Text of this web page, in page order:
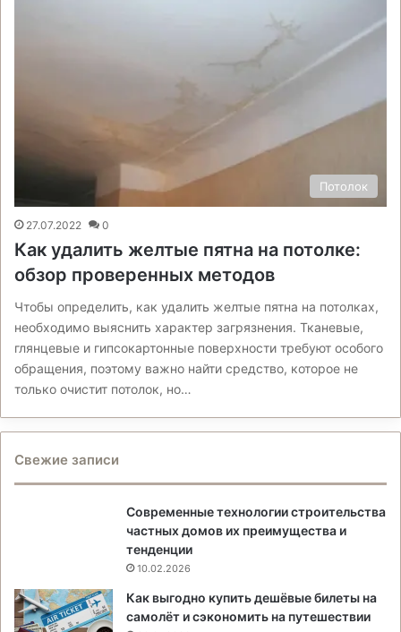
Потолок
27.07.2022 0
Как удалить желтые пятна на потолке:
обзор проверенных методов
Чтобы определить, как удалить желтые пятна на потолках,
необходимо выяснить характер загрязнения. Тканевые,
глянцевые и гипсокартонные поверхности требуют особого
обращения, поэтому важно найти средство, которое не
только очистит потолок, но…
Свежие записи
Современные технологии строительства
частных домов их преимущества и
тенденции
10.02.2026
Как выгодно купить дешёвые билеты на
самолёт и сэкономить на путешествии